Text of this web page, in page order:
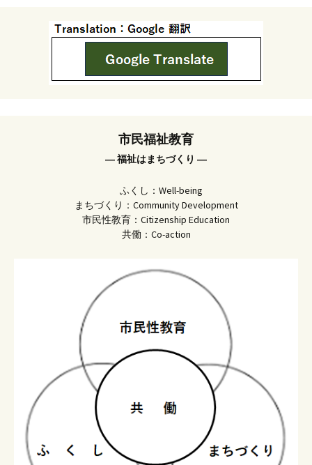
市民福祉教育
― 福祉はまちづくり ―
ふくし：Well-being
まちづくり：Community Development
市民性教育：Citizenship Education
共働：Co-action